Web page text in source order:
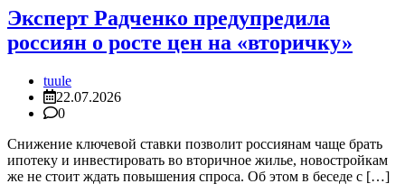
Эксперт Радченко предупредила
россиян о росте цен на «вторичку»
tuule
22.07.2026
0
Снижение ключевой ставки позволит россиянам чаще брать
ипотеку и инвестировать во вторичное жилье, новостройкам
же не стоит ждать повышения спроса. Об этом в беседе с […]